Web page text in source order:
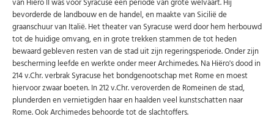
van Hiëro II was voor Syracuse een periode van grote welvaart. Hij
bevorderde de landbouw en de handel, en maakte van Sicilië de
graanschuur van Italië. Het theater van Syracuse werd door hem herbouwd
tot de huidige omvang, en in grote trekken stammen de tot heden
bewaard gebleven resten van de stad uit zijn regeringsperiode. Onder zijn
bescherming leefde en werkte onder meer Archimedes. Na Hiëro's dood in
214 v.Chr. verbrak Syracuse het bondgenootschap met Rome en moest
hiervoor zwaar boeten. In 212 v.Chr. veroverden de Romeinen de stad,
plunderden en vernietigden haar en haalden veel kunstschatten naar
Rome. Ook Archimedes behoorde tot de slachtoffers.